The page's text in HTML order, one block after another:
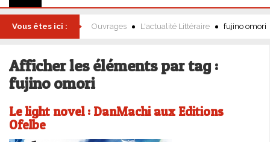
Vous êtes ici : Ouvrages L'actualité Littéraire fujino omori
Afficher les éléments par tag :
fujino omori
Le light novel : DanMachi aux Editions
Ofelbe